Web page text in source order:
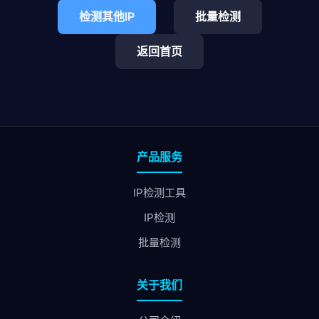
检测其他IP 批量检测
返回首页
产品服务
IP检测工具
IP检测
批量检测
关于我们